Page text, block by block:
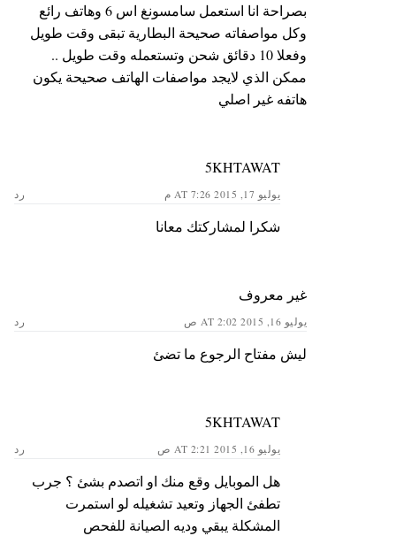
بصراحة انا استعمل سامسونغ اس 6 وهاتف رائع
وكل مواصفاته صحيحة البطارية تبقى وقت طويل
وفعلا 10 دقائق شحن وتستعمله وقت طويل ..
ممكن الذي لايجد مواصفات الهاتف صحيحة يكون
هاتفه غير اصلي
5KHTAWAT
يوليو 17, 2015 AT 7:26 م رد
شكرا لمشاركتك معانا
غير معروف
يوليو 16, 2015 AT 2:02 ص رد
ليش مفتاح الرجوع ما تضئ
5KHTAWAT
يوليو 16, 2015 AT 2:21 ص رد
هل الموبايل وقع منك او اتصدم بشئ ؟ جرب
تطفئ الجهاز وتعيد تشغيله لو استمرت
المشكلة يبقي وديه الصيانة للفحص